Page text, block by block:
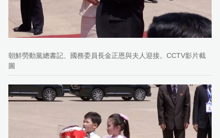
朝鮮勞動黨總書記、國務委員長金正恩與夫人迎接。CCTV影片截
圖